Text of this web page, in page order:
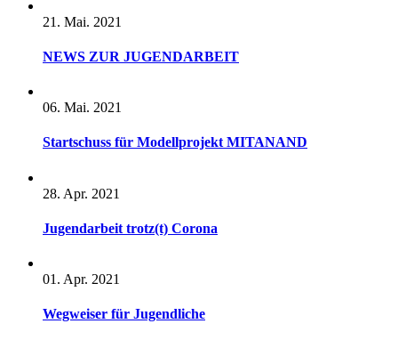
21. Mai. 2021
NEWS ZUR JUGENDARBEIT
06. Mai. 2021
Startschuss für Modellprojekt MITANAND
28. Apr. 2021
Jugendarbeit trotz(t) Corona
01. Apr. 2021
Wegweiser für Jugendliche